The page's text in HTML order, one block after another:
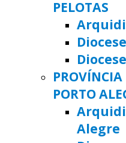
PELOTAS
PROVÍNCIA
PORTO
Alegre